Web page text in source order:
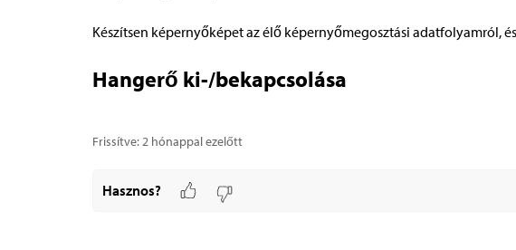
Készítsen képernyőképet az élő képernyőmegosztási adatfolyamról,
Hangerő ki-/bekapcsolása
Frissítve:2 hónappal ezelőtt
Hasznos?